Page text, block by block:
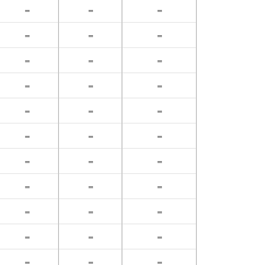
- -
-
- -
-
- -
-
- -
-
- -
-
- -
-
- -
-
- -
-
- -
-
- -
-